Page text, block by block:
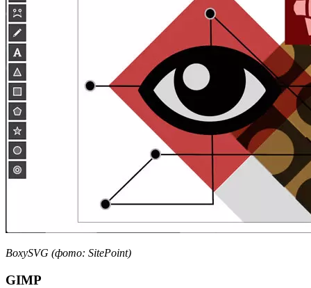
BoxySVG (фото: SitePoint)
GIMP